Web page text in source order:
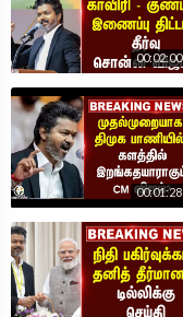
00:02:00
00:01:28